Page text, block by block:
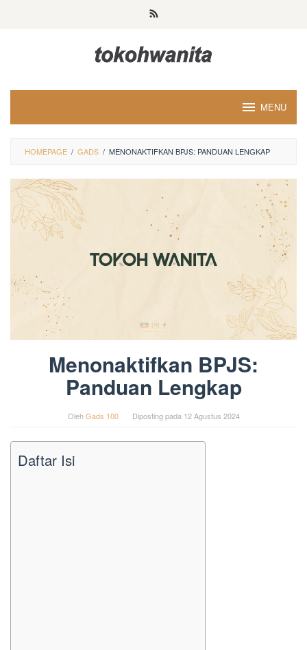
MENU
HOMEPAGE / GADS / MENONAKTIFKAN BPJS: PANDUAN LENGKAP
Menonaktifkan BPJS:
Panduan Lengkap
OlehGads 100 Diposting pada 12 Agustus 2024
Daftar Isi